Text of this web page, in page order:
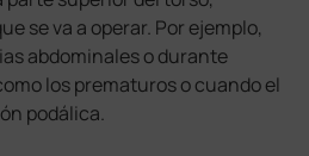
se va a operar. Por ejemplo,
abdominales o durante
los prematuros o cuando el
podálica.